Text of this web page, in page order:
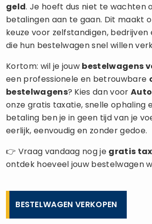
geld. Je hoeft dus niet te wachten
betalingen aan te gaan. Dit maakt
keuze voor zelfstandigen,
die hun bestelwagen snel willen
Kortom: wil je jouw bestelwagens
een professionele en betrouwbare
bestelwagens? Kies dan voor
onze gratis taxatie, snelle ophaling
betaling ben je in geen tijd van je
eerlijk, eenvoudig en zonder gedoe.
👉 Vraag vandaag nog je gratis
ontdek hoeveel jouw bestelwagen
BESTELWAGEN VERKOPEN